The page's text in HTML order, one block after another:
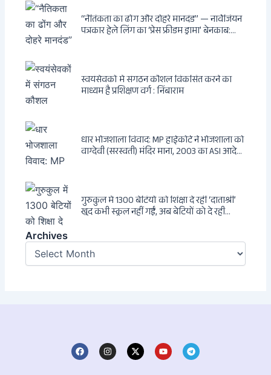
“नैतिकता का ढोंग और दोहरे मानदंड” — नार्वेजियन
पत्रकार हेले लिंग का ‘प्रेस फ्रीडम ड्रामा’ बेनकाब:
स्वयंसेवकों में संगठन कौशल विकसित करने का
माध्यम है प्रशिक्षण वर्ग : निंबाराम
धार भोजशाला विवाद: MP हाईकोर्ट ने भोजशाला को
वाग्देवी (सरस्वती) मंदिर माना, 2003 का ASI आदेश
गुरुकुल में 1300 बेटियों को शिक्षा दे रहीं ‘दाताश्री’
खुद कभी स्कूल नहीं गईं, अब बेटियों को दे रही
Archives
Archives
F
a
c
I
n
s
X
-
t
Y
o
u
T
e
l